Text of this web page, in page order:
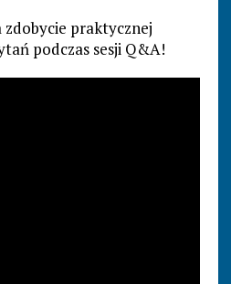
zdobycie praktycznej
podczas sesji Q&A!